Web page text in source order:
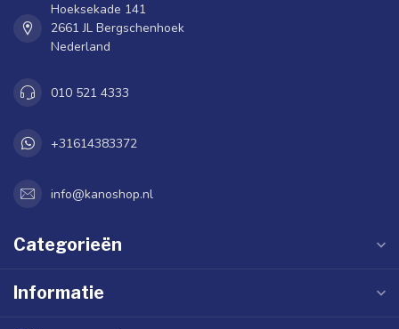
Hoeksekade 141
2661 JL Bergschenhoek
Nederland
010 521 4333
+31614383372
info@kanoshop.nl
Categorieën
Informatie